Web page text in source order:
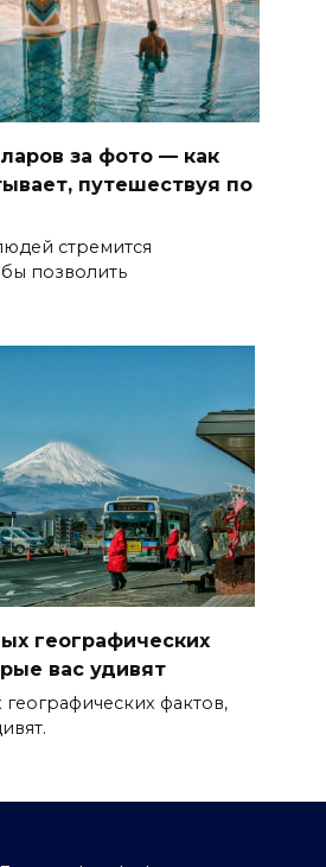
за фото — как
путешествуя по
стремится
позволить
географических
вас удивят
фактов,